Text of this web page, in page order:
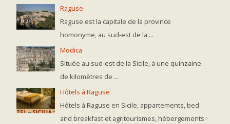
Raguse
Raguse est la capitale de la province
homonyme, au sud-est de la ...
Modica
Située au sud-est de la Sicile, à une quinzaine
de kilomètres de ...
Hôtels à Raguse
Hôtels à Raguse en Sicile, appartements, bed
and breakfast et agritourismes, hébergements